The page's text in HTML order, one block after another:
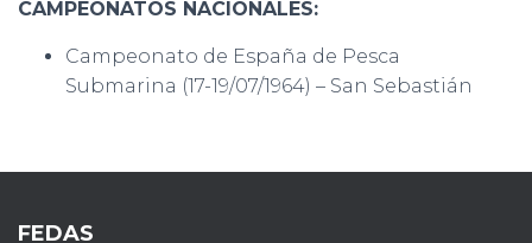
CAMPEONATOS NACIONALES:
Campeonato de España de Pesca
Submarina (17-19/07/1964) – San Sebastián
FEDAS